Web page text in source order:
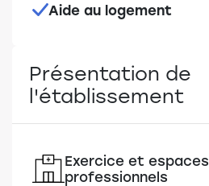
2 premiers loyers offerts
Aide au logement
Présentation de
l'établissement
Exercice et espaces
professionnels